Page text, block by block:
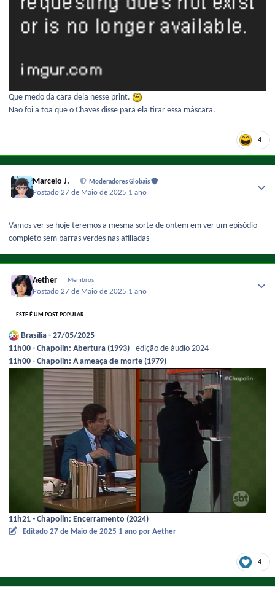
Que medo da cara dela nesse print.
Não foi a toa que o Chaves disse para ela tirar essa máscara.
4
Marcelo J. Moderadores Globais
Postado27 de Maio de 2025 1 ano
Vamos ver se hoje teremos a mesma sorte de ontem em ver um episódio
completo sem barras verdes nas afiliadas
Aether Membros
Postado27 de Maio de 2025 1 ano
ESTE É UM POST POPULAR.
Brasília - 27/05/2025
11h00 - Chapolin: Abertura (1993) - edição de áudio 2024
11h00 - Chapolin: A ameaça de morte (1979)
11h21 - Chapolin: Encerramento (2024)
Editado 27 de Maio de 2025 1 ano por Aether
4